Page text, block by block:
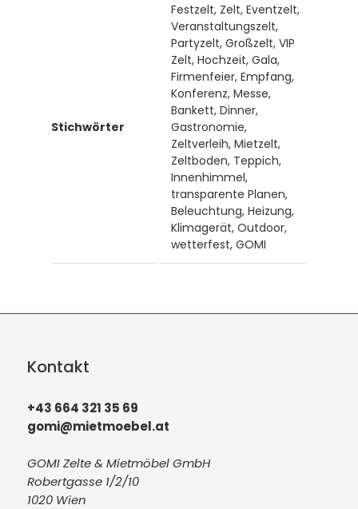
Stichwörter
Festzelt, Zelt, Eventzelt,
Veranstaltungszelt,
Partyzelt, Großzelt, VIP
Zelt, Hochzeit, Gala,
Firmenfeier, Empfang,
Konferenz, Messe,
Bankett, Dinner,
Gastronomie,
Zeltverleih, Mietzelt,
Zeltboden, Teppich,
Innenhimmel,
transparente Planen,
Beleuchtung, Heizung,
Klimagerät, Outdoor,
wetterfest, GOMI
Kontakt
+43 664 321 35 69
gomi@mietmoebel.at
GOMI Zelte & Mietmöbel GmbH
Robertgasse 1/2/10
1020 Wien